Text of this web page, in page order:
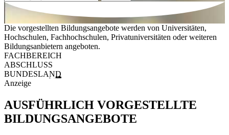
Die vorgestellten Bildungsangebote werden von Universitäten,
Hochschulen, Fachhochschulen, Privatuniversitäten oder weiteren
Bildungsanbietern angeboten.
FACHBEREICH
ABSCHLUSS
BUNDESLAND
Anzeige
AUSFÜHRLICH VORGESTELLTE
BILDUNGSANGEBOTE